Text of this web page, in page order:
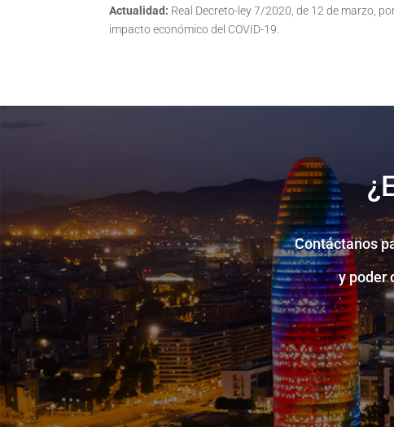
Actualidad: Real Decreto-ley 7/2020, de 12 de marzo,
impacto económico del COVID-19.
Contáctanos
y poder